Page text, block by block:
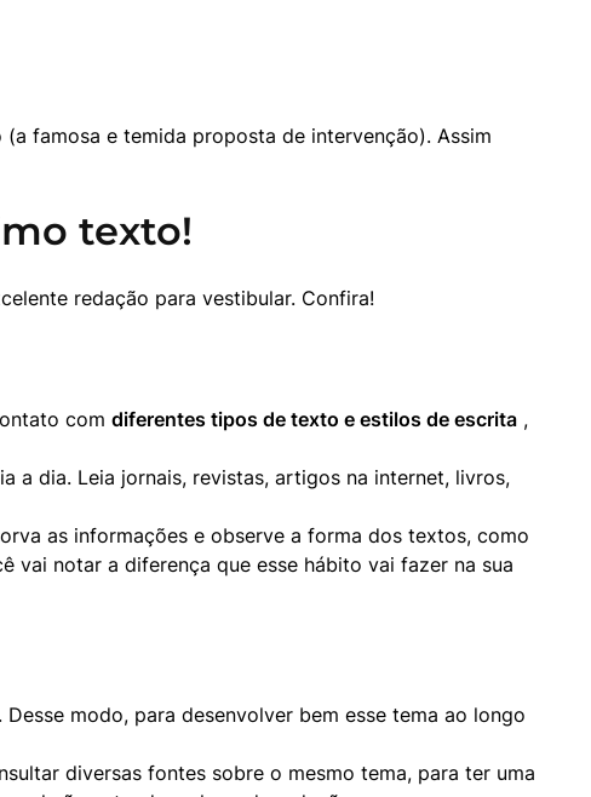
famosa e temida proposta de intervenção). Assim
texto!
com diferentes tipos de texto e estilos de escrita ,
a dia. Leia jornais, revistas, artigos na internet, livros,
as informações e observe a forma dos textos, como
vai notar a diferença que esse hábito vai fazer na sua
modo, para desenvolver bem esse tema ao longo
diversas fontes sobre o mesmo tema, para ter uma